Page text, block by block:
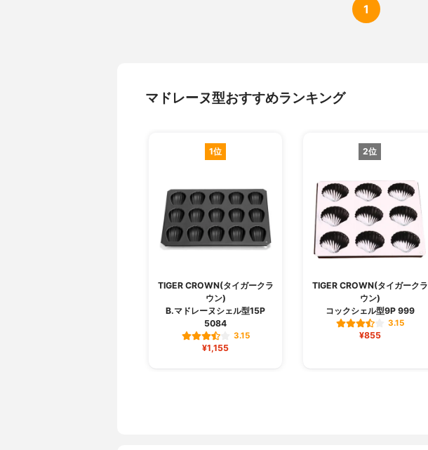
1
マドレーヌ型おすすめランキング
1位
TIGER CROWN(タイガークラ
ウン)
B.マドレーヌシェル型15P
5084
3.15
¥1,155
2位
TIGER CROWN(タイガークラ
ウン)
コックシェル型9P 999
3.15
¥855